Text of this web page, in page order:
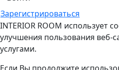
Зарегистрироваться
INTERIOR ROOM использует
улучшения пользования веб-
услугами.